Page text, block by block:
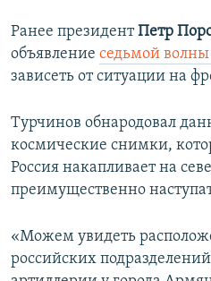
Ранее президентПетр
объявление седьмой
зависеть от ситуации на
Турчинов обнародовал
космические снимки,
Россия накапливает на
преимущественно
«Можем увидеть
российских